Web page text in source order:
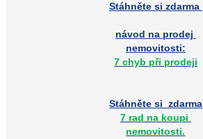
Stáhněte si zdarma
návod na prodej
nemovitosti:
7 chyb při prodeji
Stáhněte si zdarma
7 rad na koupi
nemovitosti.